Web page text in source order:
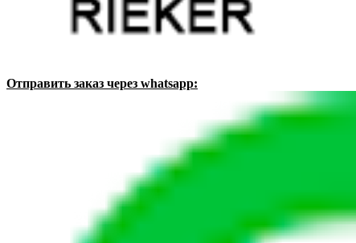
Отправить заказ через whatsapp: